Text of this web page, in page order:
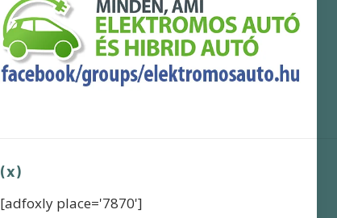
(x)
[adfoxly place='7870']